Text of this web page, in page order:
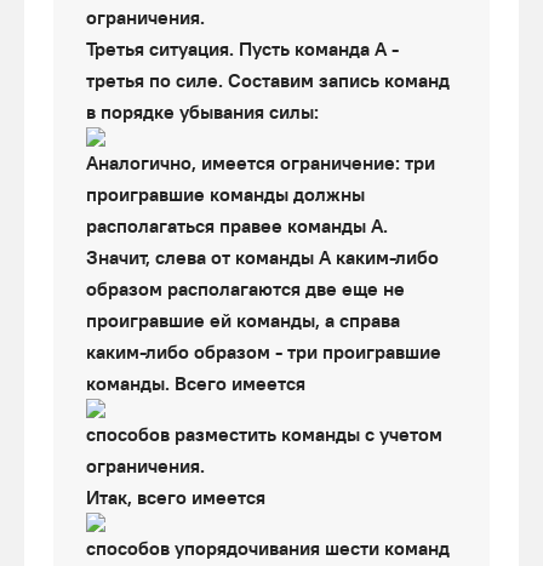
ограничения.
Третья ситуация. Пусть команда А -
третья по силе. Составим запись команд
в порядке убывания силы:
Аналогично, имеется ограничение: три
проигравшие команды должны
располагаться правее команды А.
Значит, слева от команды А каким-либо
образом располагаются две еще не
проигравшие ей команды, а справа
каким-либо образом - три проигравшие
команды. Всего имеется
способов разместить команды с учетом
ограничения.
Итак, всего имеется
способов упорядочивания шести команд